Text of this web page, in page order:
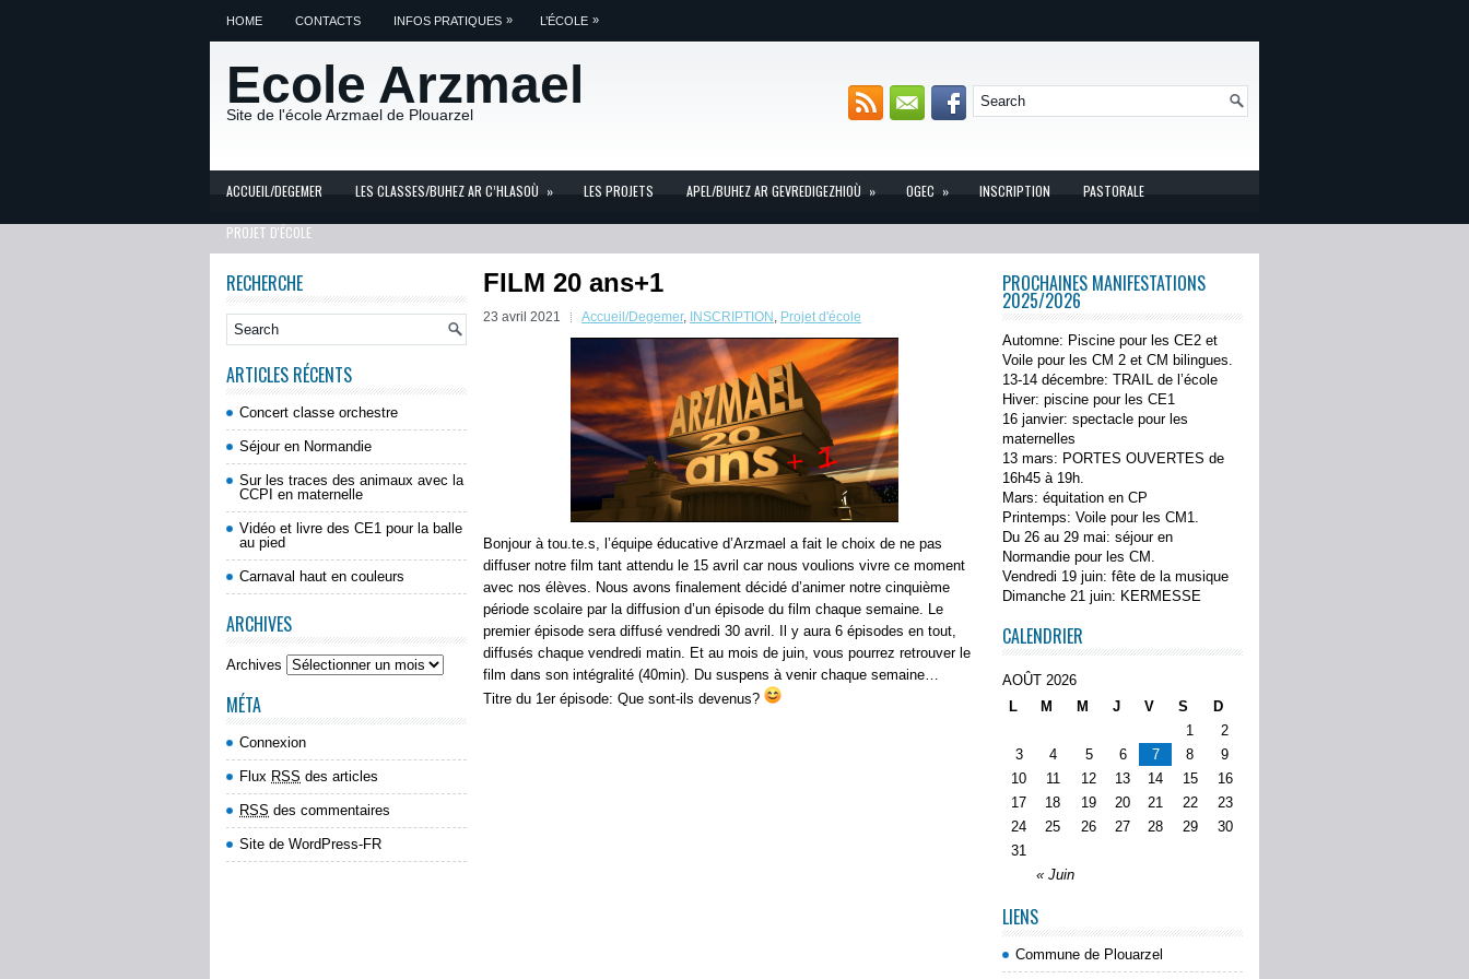
HOME CONTACTS INFOS PRATIQUES » L’ÉCOLE »
Ecole Arzmael
Site de l'école Arzmael de Plouarzel
ACCUEIL/DEGEMER LES CLASSES/BUHEZ AR C’HLASOÙ » LES PROJETS APEL/BUHEZ AR GEVREDIGEZHIOÙ » OGEC » INSCRIPTION PASTORALE
PROJET D'ÉCOLE
FILM 20 ans+1
23 avril 2021 Accueil/Degemer, INSCRIPTION , Projet d'école
Bonjour à tou.te.s, l’équipe éducative d’Arzmael a fait le choix de ne pas
diffuser notre film tant attendu le 15 avril car nous voulions vivre ce moment
avec nos élèves. Nous avons finalement décidé d’animer notre cinquième
période scolaire par la diffusion d’un épisode du film chaque semaine. Le
premier épisode sera diffusé vendredi 30 avril. Il y aura 6 épisodes en tout,
diffusés chaque vendredi matin. Et au mois de juin, vous pourrez retrouver le
film dans son intégralité (40min). Du suspens à venir chaque semaine…
Titre du 1er épisode: Que sont-ils devenus?
RECHERCHE
ARTICLES RÉCENTS
Concert classe orchestre
Séjour en Normandie
Sur les traces des animaux avec la
CCPI en maternelle
Vidéo et livre des CE1 pour la balle
au pied
Carnaval haut en couleurs
ARCHIVES
Archives
MÉTA
Connexion
Flux RSS des articles
RSS des commentaires
Site de WordPress-FR
PROCHAINES MANIFESTATIONS
2025/2026
Automne: Piscine pour les CE2 et
Voile pour les CM 2 et CM bilingues.
13-14 décembre: TRAIL de l’école
Hiver: piscine pour les CE1
16 janvier: spectacle pour les
maternelles
13 mars: PORTES OUVERTES de
16h45 à 19h.
Mars: équitation en CP
Printemps: Voile pour les CM1.
Du 26 au 29 mai: séjour en
Normandie pour les CM.
Vendredi 19 juin: fête de la musique
Dimanche 21 juin: KERMESSE
CALENDRIER
AOÛT 2026
L
M M J V S D
« Juin
1
2
3
4 5 6 7 8
9
10
11 12 13 14 15
16
17
18 19 20 21 22
23
24
25 26 27 28 29
30
31
LIENS
Commune de Plouarzel